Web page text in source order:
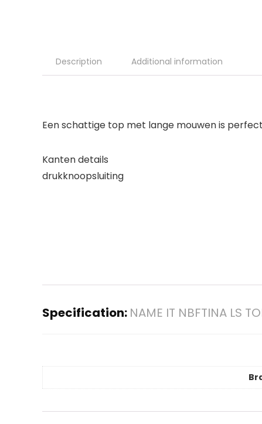
Description Additional information
Een schattige top met lange mouwen is
Kanten details
drukknoopsluiting
Specification: NAME IT NBFTINA